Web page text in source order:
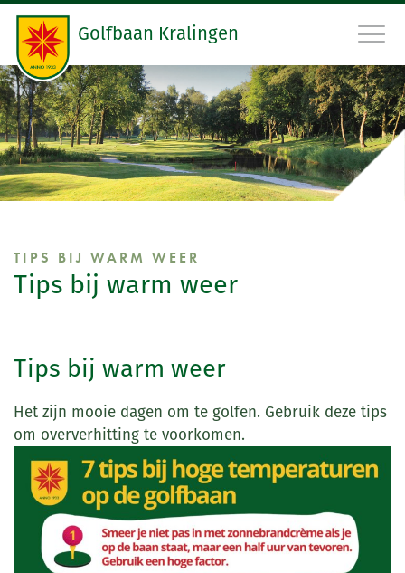
Golfbaan Kralingen
010 45 22 475
RESERVEER STARTTIJD
GOLFSCHOOL
RESTAURANT
CONTACT
TIPS BIJ WARM WEER
Tips bij warm weer
Tips bij warm weer
Het zijn mooie dagen om te golfen. Gebruik deze tips
om oververhitting te voorkomen.